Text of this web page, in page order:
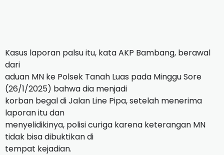
Kasus laporan palsu itu, kata AKP Bambang, berawal
dari
aduan MN ke Polsek Tanah Luas pada Minggu Sore
(26/1/2025) bahwa dia menjadi
korban begal di Jalan Line Pipa, setelah menerima
laporan itu dan
menyelidikinya, polisi curiga karena keterangan MN
tidak bisa dibuktikan di
tempat kejadian.